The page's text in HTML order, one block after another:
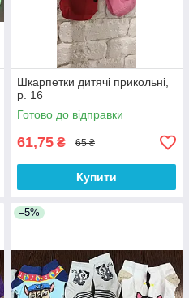
Шкарпетки дитячі прикольні,
р. 16
Готово до відправки
61,75 ₴ 65 ₴
Купити
–5%